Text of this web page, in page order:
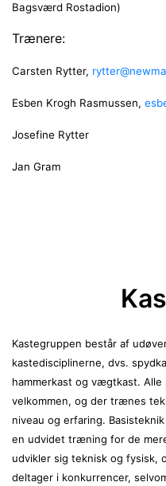
Bagsværd Rostadion)
Trænere:
Carsten Rytter,
Esben Krogh Rasmussen,
Josefine Rytter
Jan Gram
Kastegruppen består af
kastedisciplinerne, dvs.
hammerkast og vægtkast.
velkommen, og der trænes
niveau og erfaring.
en udvidet træning for de
udvikler sig teknisk og fysisk,
deltager i konkurrencer,